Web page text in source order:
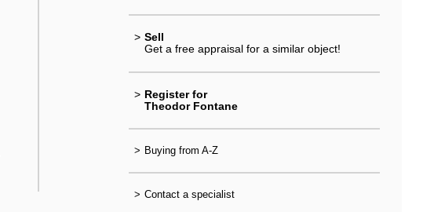
> Sell
Get a free appraisal for a similar object!
> Register for
Theodor Fontane
> Buying from A-Z
> Contact a specialist